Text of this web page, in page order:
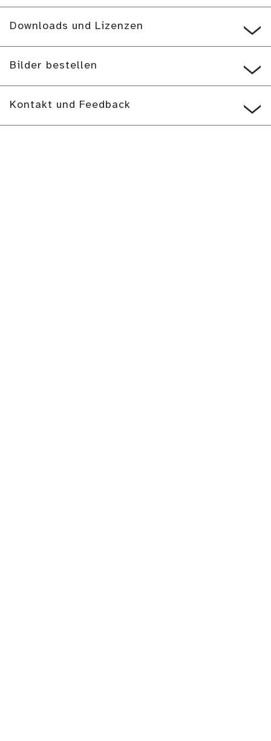
Downloads und Lizenzen
Bilder bestellen
Kontakt und Feedback